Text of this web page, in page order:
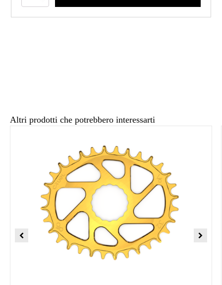
Altri prodotti che potrebbero interessarti